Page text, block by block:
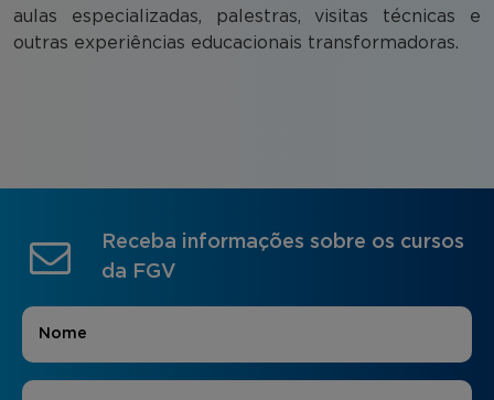
aulas especializadas, palestras, visitas técnicas e
outras experiências educacionais transformadoras.
Receba informações sobre os cursos
da FGV
Nome
E-mail